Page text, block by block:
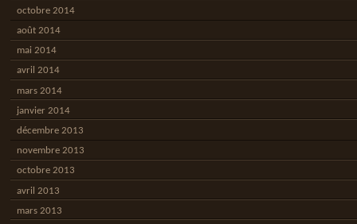
octobre 2014
août 2014
mai 2014
avril 2014
mars 2014
janvier 2014
décembre 2013
novembre 2013
octobre 2013
avril 2013
mars 2013